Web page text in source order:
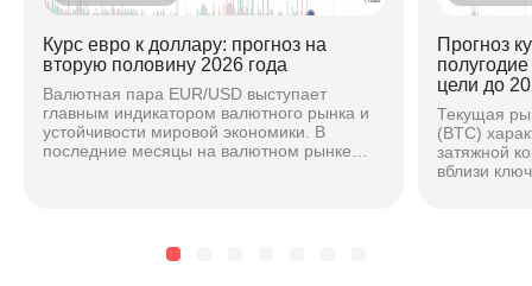
Курс евро к доллару: прогноз на
вторую половину 2026 года
Валютная пара EUR/USD выступает
главным индикатором валютного рынка и
устойчивости мировой экономики. В
последние месяцы на валютном рынке
Прогноз
цели до
Текущая
(BTC)
затяжной
вблизи